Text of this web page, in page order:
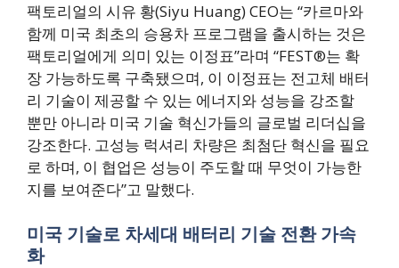
팩토리얼의 시유 황(Siyu Huang) CEO는 “카르마와
함께 미국 최초의 승용차 프로그램을 출시하는 것은
팩토리얼에게 의미 있는 이정표”라며 “FEST®는 확
장 가능하도록 구축됐으며, 이 이정표는 전고체 배터
리 기술이 제공할 수 있는 에너지와 성능을 강조할
뿐만 아니라 미국 기술 혁신가들의 글로벌 리더십을
강조한다. 고성능 럭셔리 차량은 최첨단 혁신을 필요
로 하며, 이 협업은 성능이 주도할 때 무엇이 가능한
지를 보여준다”고 말했다.
미국 기술로 차세대 배터리 기술 전환 가속
화